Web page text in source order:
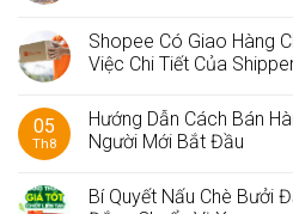
Shopee Có Giao Hàng
Việc Chi Tiết Của
05
Th8
Hướng Dẫn Cách Bán
Người Mới Bắt Đầu
Bí Quyết Nấu Chè Bưởi